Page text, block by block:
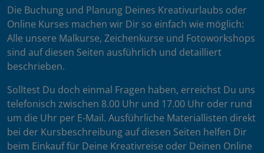
Die Buchung und Planung Deines Kreativurlaubs oder
Online Kurses machen wir Dir so einfach wie möglich:
Alle unsere Malkurse, Zeichenkurse und Fotoworkshops
sind auf diesen Seiten ausführlich und detailliert
beschrieben.
Solltest Du doch einmal Fragen haben, erreichst Du uns
telefonisch zwischen 8.00 Uhr und 17.00 Uhr oder rund
um die Uhr per E-Mail. Ausführliche Materiallisten direkt
bei der Kursbeschreibung auf diesen Seiten helfen Dir
beim Einkauf für Deine Kreativreise oder Deinen Online